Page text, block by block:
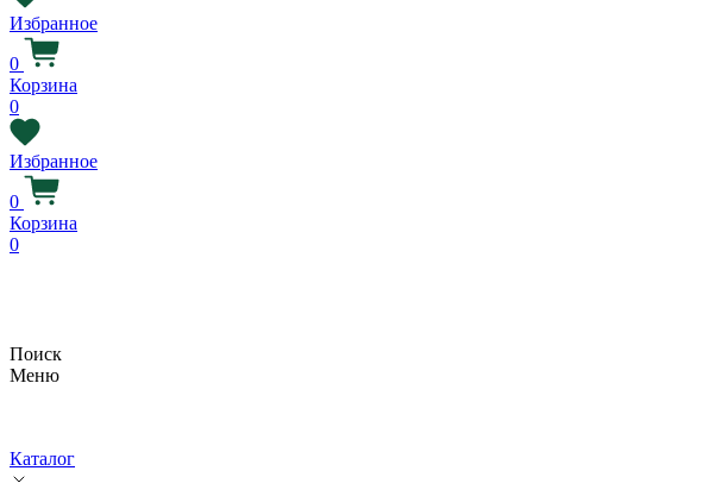
Избранное
0
Корзина
0
Избранное
0
Корзина
0
Поиск
Меню
Каталог